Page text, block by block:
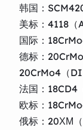
韩国：
美标：4118（
国际：
德标：
20CrMo4（
法国：18CD4
欧标：
俄标：20ХМ（